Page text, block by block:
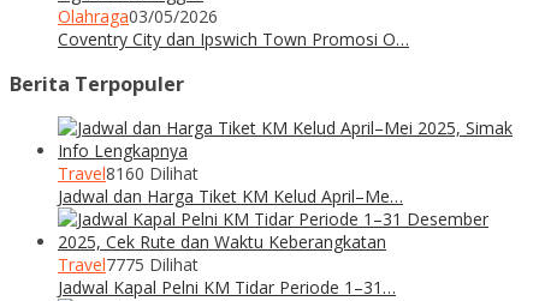
Olahraga03/05/2026
Coventry City dan Ipswich Town Promosi O…
Berita Terpopuler
Travel8160 Dilihat
Jadwal dan Harga Tiket KM Kelud April–Me…
Travel7775 Dilihat
Jadwal Kapal Pelni KM Tidar Periode 1–31…